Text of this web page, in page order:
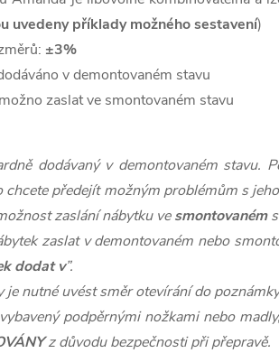
uvedeny příklady možného sestavení)
±3%
v demontovaném stavu
zaslat ve smontovaném stavu
dodávaný v demontovaném stavu.
chcete předejít možným problémům s
zaslání nábytku vesmontovaném
zaslat v demontovaném nebo
dodat v”.
je nutné uvést směr otevírání do
podpěrnými nožkami nebo
z důvodu bezpečnosti při přepravě.